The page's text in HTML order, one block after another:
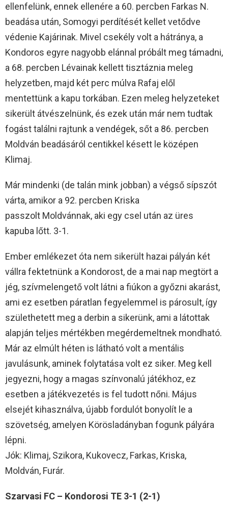
ellenfelünk, ennek ellenére a 60. percben Farkas N.
beadása után, Somogyi perdítését kellet vetődve
védenie Kajárinak. Mivel csekély volt a hátránya, a
Kondoros egyre nagyobb elánnal próbált meg támadni,
a 68. percben Lévainak kellett tisztáznia meleg
helyzetben, majd két perc múlva Rafaj elől
mentettünk a kapu torkában. Ezen meleg helyzeteket
sikerült átvészelnünk, és ezek után már nem tudtak
fogást találni rajtunk a vendégek, sőt a 86. percben
Moldván beadásáról centikkel késett le középen
Klimaj.
Már mindenki (de talán mink jobban) a végső sípszót
várta, amikor a 92. percben Kriska
passzolt Moldvánnak, aki egy csel után az üres
kapuba lőtt. 3-1.
Ember emlékezet óta nem sikerült hazai pályán két
vállra fektetnünk a Kondorost, de a mai nap megtört a
jég, szívmelengető volt látni a fiúkon a győzni akarást,
ami ez esetben páratlan fegyelemmel is párosult, így
születhetett meg a derbin a sikerünk, ami a látottak
alapján teljes mértékben megérdemeltnek mondható.
Már az elmúlt héten is látható volt a mentális
javulásunk, aminek folytatása volt ez siker. Meg kell
jegyezni, hogy a magas színvonalú játékhoz, ez
esetben a játékvezetés is fel tudott nőni. Május
elsejét kihasználva, újabb fordulót bonyolít le a
szövetség, amelyen Körösladányban fogunk pályára
lépni.
Jók: Klimaj, Szikora, Kukovecz, Farkas, Kriska,
Moldván, Furár.
Szarvasi FC – Kondorosi TE 3-1 (2-1)